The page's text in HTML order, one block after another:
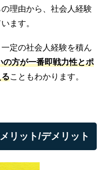
理由から、社会人経験
ます。
定の社会人経験を積ん
の方が一番即戦力性とポ
こともわかります。
リット/デメリット